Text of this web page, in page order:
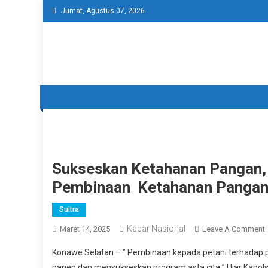
Skip
to
Jumat, Agustus 07, 2026
Sukseskan Ketahanan
Pembinaan Ketahanan
Sultra
Maret 14, 2025 Kabar Nasional Leave A Comment
Konawe Selatan – ” Pembinaan kepada petani